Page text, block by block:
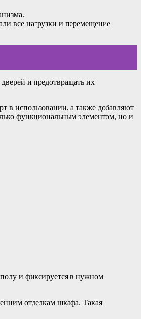
все нагрузки и перемещение
и предотвращать их
в использовании, а также добавляют
функциональным элементом, но и
и фиксируется в нужном
отделкам шкафа. Такая